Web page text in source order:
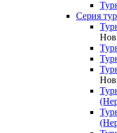
Серия